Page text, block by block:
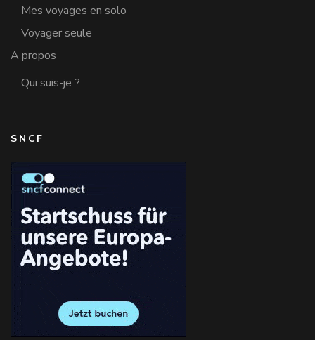
Mes voyages en solo
Voyager seule
A propos
Qui suis-je ?
SNCF